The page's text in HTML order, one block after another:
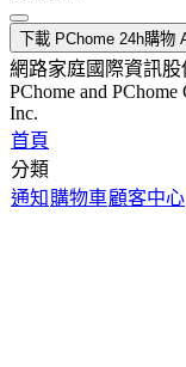
下載 PChome 24h購物
網路家庭國際資訊
PChome and
Inc.
首頁
分類
通知 購物車顧客中心